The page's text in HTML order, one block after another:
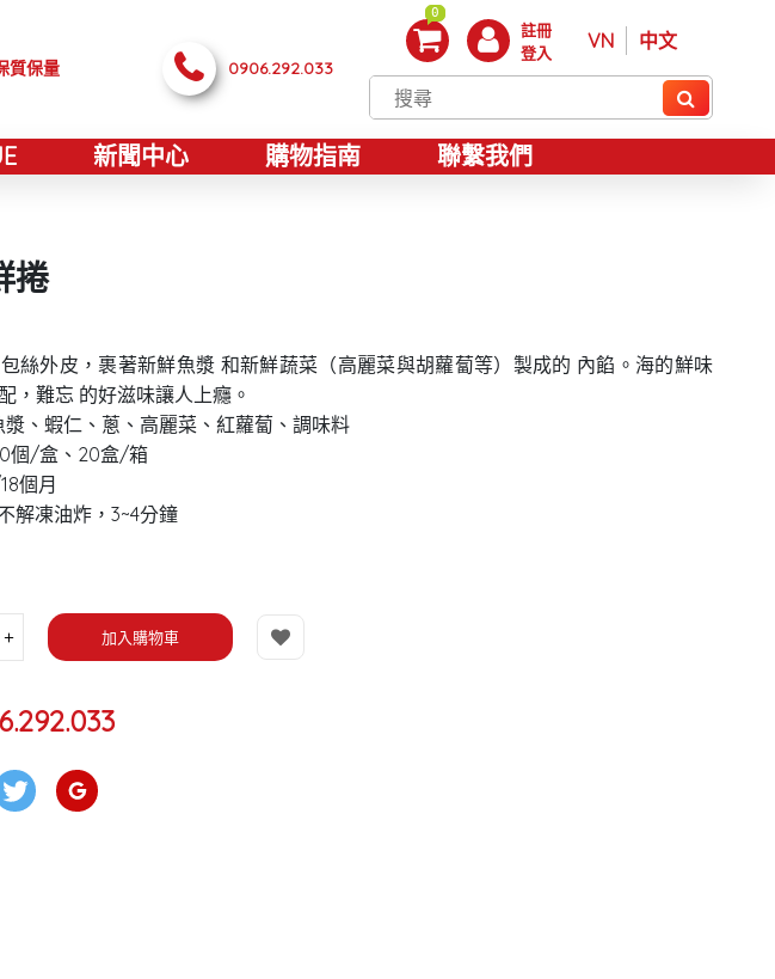
質保量 0906.292.033
0
註冊
登入
VN 中文
新聞中心 購物指南 聯繫我們
捲
絲外皮，裹著新鮮魚漿 和新鮮蔬菜（高麗菜與胡蘿蔔等）製成的 內餡。海的鮮味
，難忘 的好滋味讓人上癮。
漿、蝦仁、蔥、高麗菜、紅蘿蔔、調味料
個/盒、20盒/箱
個月
解凍油炸，3~4分鐘
加入購物車